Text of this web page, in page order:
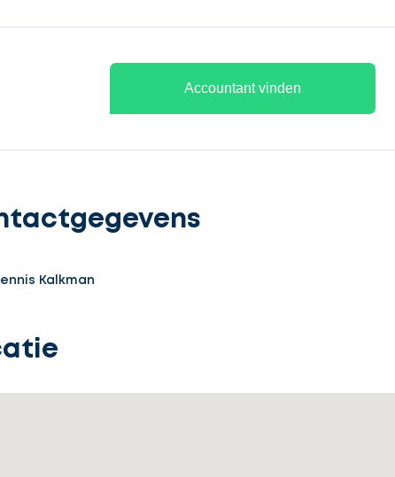
Accountant vinden
Kalkman